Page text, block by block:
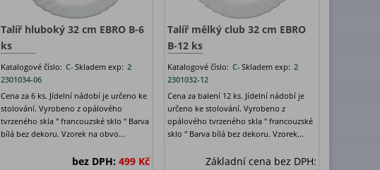
Talíř hluboký 32 cm EBRO B-6
ks
Katalogové číslo: C-
2301034-06
Skladem exp: 2
Cena za 6 ks. Jídelní nádobí je určeno ke
stolování. Vyrobeno z opálového
tvrzeného skla " francouzské sklo " Barva
bílá bez dekoru. Vzorek na obvo...
bez DPH: 499 Kč
Talíř mělký club 32 cm EBRO
B-12 ks
Katalogové číslo: C-
2301032-12
Skladem exp: 2
Cena za balení 12 ks. Jídelní nádobí je
určeno ke stolování. Vyrobeno z
opálového tvrzeného skla " francouzské
sklo " Barva bílá bez dekoru. Vzorek...
Základní cena bez DPH: